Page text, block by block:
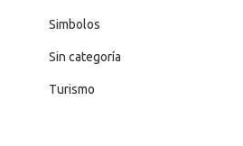
Simbolos
Sin categoría
Turismo